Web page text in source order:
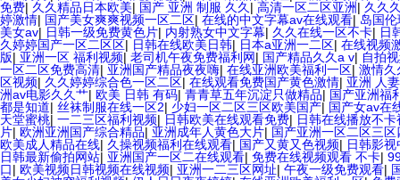
免费| 久久精品日本欧美| 国产 亚洲 制服 久久 | 高清一区二区亚洲| 久久
婷激情| 国产美女爽爽视频一区二区| 在线的中文字幕av在线观看| 岛国
美女av| 日韩一级免费黄色片| 内射熟女中文字幕| 久久在线一区不卡| 日
久婷婷国产一区二区区| 日韩在线欧美日韩| 日本a亚洲一二区| 在线视频
版| 亚洲一区 福利视频| 老司机午夜免费福利网| 国产精品久久a v| 自拍
一区二区免费高清| 亚洲国产精品夜夜嗨| 在线亚洲欧美福利一区| 激情久
区视频| 久久婷婷综合色一区二区| 在线观看免费国产黄色激情| 亚洲 人
洲av电影久久艹| 欧美 日韩 有码| 青青草五年沉淀只做精品| 国产亚洲福
都是知道| 丝袜制服在线一区2| 少妇一区二区三区欧美国产| 国产女av在
天堂蜜桃| 一二三区福利视频| 日韩欧美在线观看免费| 日韩在线播放不
片| 欧洲亚洲国产综合精品| 亚洲成年人黄色大片| 国产亚洲一区二区三区
欧美成人精品在线| 久操视频福利在线观看| 国产又黄又色视频| 日韩影
日韩最新偷拍网站| 亚洲国产一区二在线观看| 免费在线视频观看 不卡|
口| 欧美视频日韩视频在线视频| 亚洲一二三区网址| 午夜一级免费观看|